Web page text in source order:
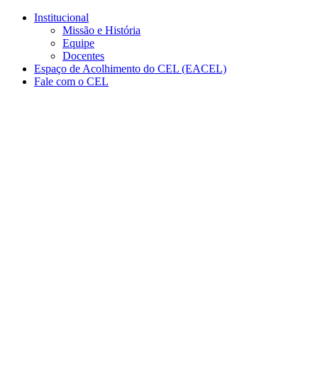
Conteúdo principal
Institucional
Missão e História
Equipe
Docentes
Espaço de Acolhimento do CEL (EACEL)
Fale com o CEL